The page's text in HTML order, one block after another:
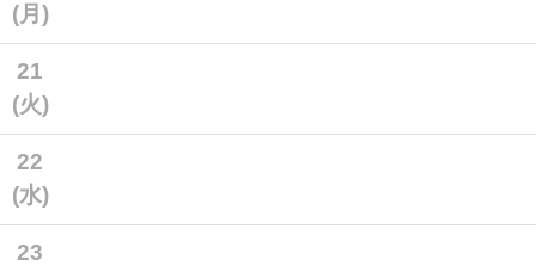
(月)
21
(火)
22
(水)
23